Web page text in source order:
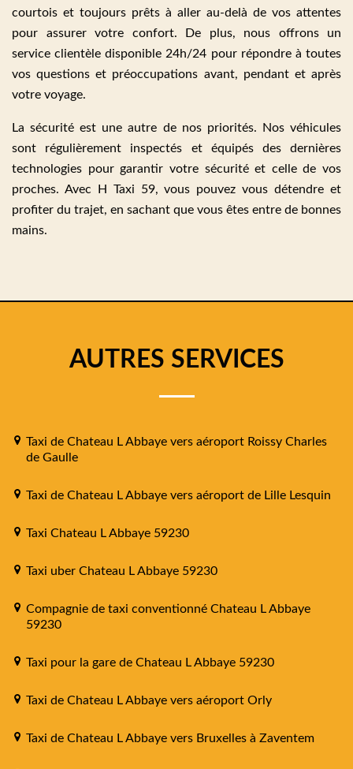
courtois et toujours prêts à aller au-delà de vos attentes
pour assurer votre confort. De plus, nous offrons un
service clientèle disponible 24h/24 pour répondre à toutes
vos questions et préoccupations avant, pendant et après
votre voyage.
La sécurité est une autre de nos priorités. Nos véhicules
sont régulièrement inspectés et équipés des dernières
technologies pour garantir votre sécurité et celle de vos
proches. Avec H Taxi 59, vous pouvez vous détendre et
profiter du trajet, en sachant que vous êtes entre de bonnes
mains.
AUTRES SERVICES
Taxi de Chateau L Abbaye vers aéroport Roissy Charles
de Gaulle
Taxi de Chateau L Abbaye vers aéroport de Lille Lesquin
Taxi Chateau L Abbaye 59230
Taxi uber Chateau L Abbaye 59230
Compagnie de taxi conventionné Chateau L Abbaye
59230
Taxi pour la gare de Chateau L Abbaye 59230
Taxi de Chateau L Abbaye vers aéroport Orly
Taxi de Chateau L Abbaye vers Bruxelles à Zaventem